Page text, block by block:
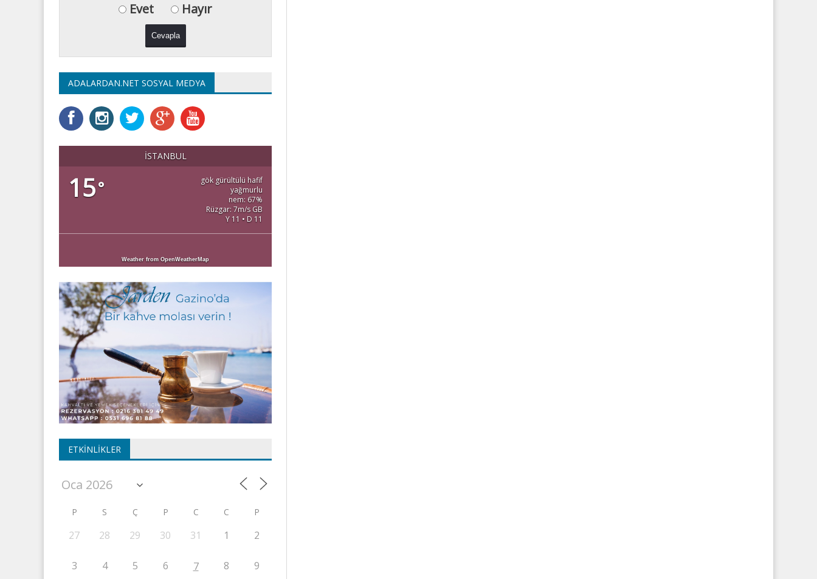
Evet Hayır
ADALARDAN.NET SOSYAL MEDYA
İSTANBUL
15°
gök gürültülü hafif
yağmurlu
nem: 67%
Rüzgar: 7m/s GB
Y 11 • D 11
Weather from OpenWeatherMap
ETKINLIKLER
P S Ç P C C P
27 28 29 30 31 1 2
3 4 5 6 7 8 9